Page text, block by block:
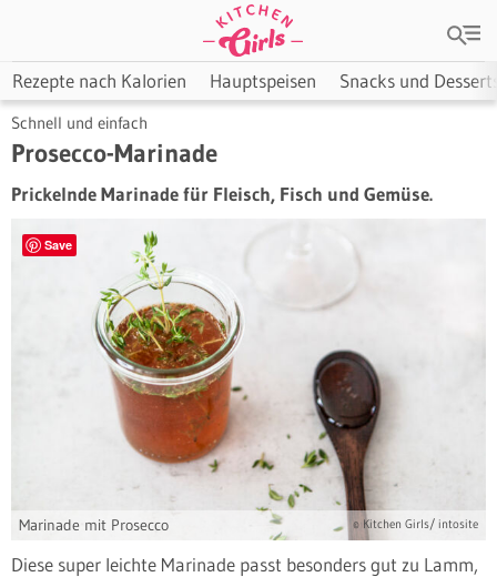
Rezepte nach Kalorien Hauptspeisen Snacks und
Schnell und einfach
Prosecco-Marinade
Prickelnde Marinade für Fleisch, Fisch und Gemüse.
Save
Marinade mit Prosecco © Kitchen Girls/ intosite
Diese super leichte Marinade passt besonders gut zu Lamm,